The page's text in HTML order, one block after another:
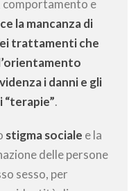
comportamento e
la mancanza di
trattamenti che
i danni e gli
.
stigma sociale e la
delle persone
sesso, per